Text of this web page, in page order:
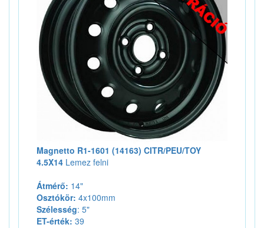
Magnetto R1-1601 (14163) CITR/PEU/TOY
4.5X14 Lemez felni
Átmérő: 14"
Osztókör: 4x100mm
Szélesség: 5"
ET-érték: 39